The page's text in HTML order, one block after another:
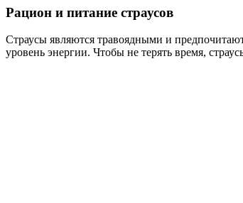
Рацион и питание страусов
Страусы являются травоядными и
уровень энергии. Чтобы не терять время,